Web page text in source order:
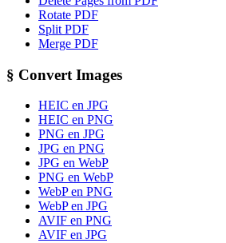
Rotate PDF
Split PDF
Merge PDF
§ Convert Images
HEIC en JPG
HEIC en PNG
PNG en JPG
JPG en PNG
JPG en WebP
PNG en WebP
WebP en PNG
WebP en JPG
AVIF en PNG
AVIF en JPG